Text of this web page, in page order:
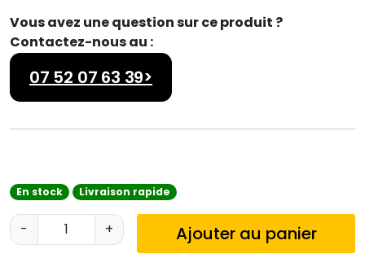
Vous avez une question sur ce produit ?
Contactez-nous au :
07 52 07 63 39>
En stock Livraison rapide
-
q
u
+ Ajouter au panier